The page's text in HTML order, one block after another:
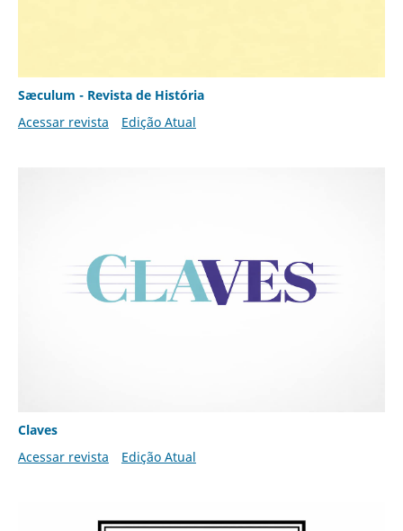
Sæculum - Revista de História
Acessar revista
Edição Atual
Claves
Acessar revista
Edição Atual